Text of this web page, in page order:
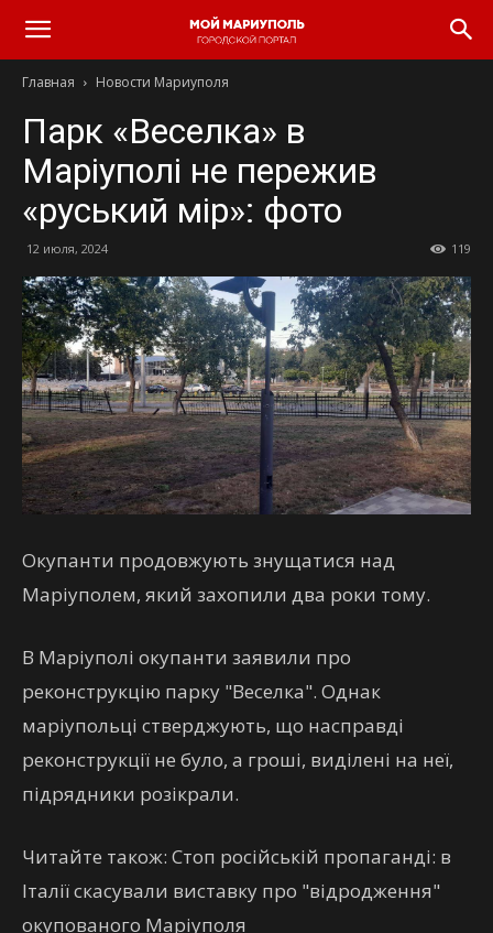
Главная Новости Мариуполя
Парк «Веселка» в
Маріуполі не пережив
«руський мір»: фото
12 июля, 2024 119
Окупанти продовжують знущатися над
Маріуполем, який захопили два роки тому.
В Маріуполі окупанти заявили про
реконструкцію парку "Веселка". Однак
маріупольці стверджують, що насправді
реконструкції не було, а гроші, виділені на неї,
підрядники розікрали.
Читайте також: Стоп російській пропаганді: в
Італії скасували виставку про "відродження"
окупованого Маріуполя